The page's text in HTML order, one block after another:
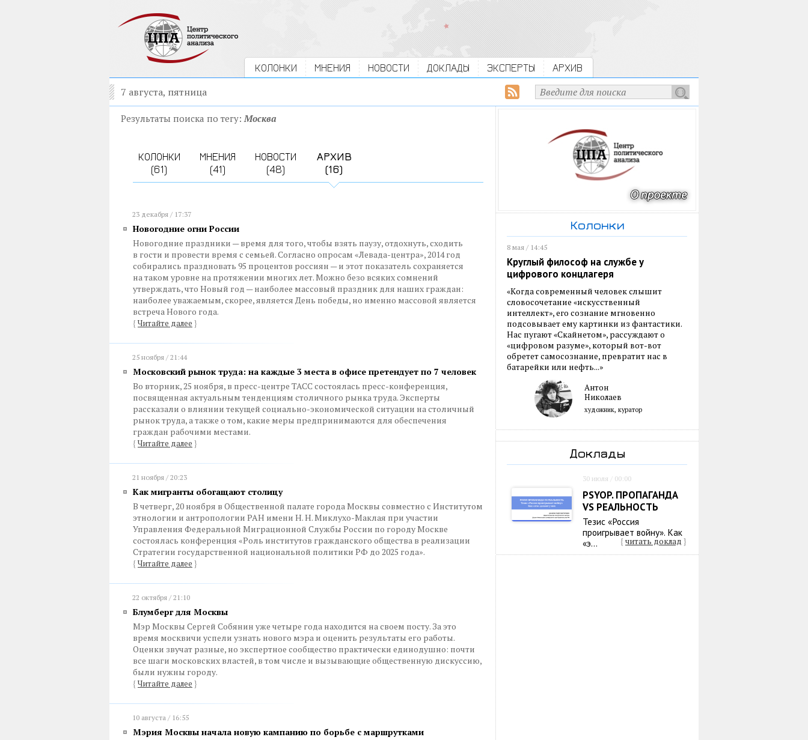
КОЛОНКИ МНЕНИЯ НОВОСТИ ДОКЛАДЫ ЭКСПЕРТЫ АРХИВ
7 августа, пятница
Результаты поиска по тегу:Москва
КОЛОНКИ
(61)
МНЕНИЯ
(41)
НОВОСТИ
(48)
АРХИВ
(16)
23 декабря / 17:37
Новогодние огни России
Новогодние праздники — время для того, чтобы взять паузу, отдохнуть, сходить
в гости и провести время с семьей. Согласно опросам «Левада-центра», 2014 год
собирались праздновать 95 процентов россиян — и этот показатель сохраняется
на таком уровне на протяжении многих лет. Можно безо всяких сомнений
утверждать, что Новый год — наиболее массовый праздник для наших граждан:
наиболее уважаемым, скорее, является День победы, но именно массовой является
встреча Нового года.
{ Читайте далее }
25 ноября / 21:44
Московский рынок труда: на каждые 3 места в офисе претендует по 7 человек
Во вторник, 25 ноября, в пресс-центре ТАСС состоялась пресс-конференция,
посвященная актуальным тенденциям столичного рынка труда. Эксперты
рассказали о влиянии текущей социально-экономической ситуации на столичный
рынок труда, а также о том, какие меры предпринимаются для обеспечения
граждан рабочими местами.
{ Читайте далее }
21 ноября / 20:23
Как мигранты обогащают столицу
В четверг, 20 ноября в Общественной палате города Москвы совместно с Институтом
этнологии и антропологии РАН имени Н. Н. Миклухо-Маклая при участии
Управления Федеральной Миграционной Службы России по городу Москве
состоялась конференция «Роль институтов гражданского общества в реализации
Стратегии государственной национальной политики РФ до 2025 года».
{ Читайте далее }
22 октября / 21:10
Блумберг для Москвы
Мэр Москвы Сергей Собянин уже четыре года находится на своем посту. За это
время москвичи успели узнать нового мэра и оценить результаты его работы.
Оценки звучат разные, но экспертное сообщество практически единодушно: почти
все шаги московских властей, в том числе и вызывающие общественную дискуссию,
были нужны городу.
{ Читайте далее }
10 августа / 16:55
Мэрия Москвы начала новую кампанию по борьбе с маршрутками
Колонки
8 мая / 14:45
Круглый философ на службе у
цифрового концлагеря
«Когда современный человек слышит
словосочетание «искусственный
интеллект», его сознание мгновенно
подсовывает ему картинки из фантастики.
Нас пугают «Скайнетом», рассуждают о
«цифровом разуме», который вот-вот
обретет самосознание, превратит нас в
батарейки или нефть...»
Антон
Николаев
художник, куратор
Доклады
30 июля / 00:00
PSYOP. ПРОПАГАНДА
VS РЕАЛЬНОСТЬ
Тезис «Россия
проигрывает войну». Как
«э...
{ читать доклад }